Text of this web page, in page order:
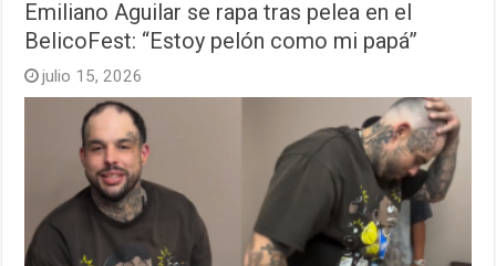
Emiliano Aguilar se rapa tras pelea en el
BelicoFest: “Estoy pelón como mi papá”
julio 15, 2026